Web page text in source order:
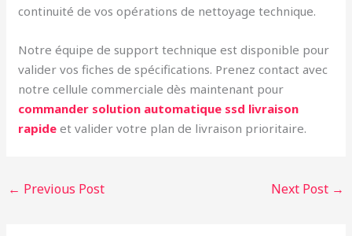
continuité de vos opérations de nettoyage technique.
Notre équipe de support technique est disponible pour
valider vos fiches de spécifications. Prenez contact avec
notre cellule commerciale dès maintenant pour
commander solution automatique ssd livraison
rapide et valider votre plan de livraison prioritaire.
← Previous Post Next Post →